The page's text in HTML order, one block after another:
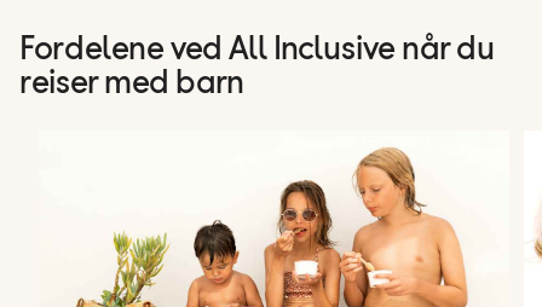
Fordelene ved All Inclusive når du
reiser med barn